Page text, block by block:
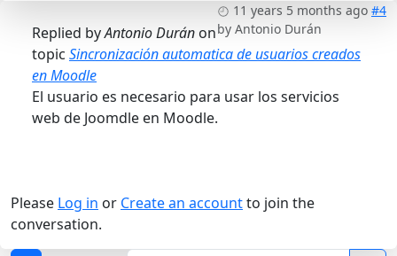
11 years 5 months ago #4
by Antonio Durán
Replied byAntonio Duránon
topic Sincronización automatica de usuarios creados
en Moodle
El usuario es necesario para usar los servicios
web de Joomdle en Moodle.
Please Log in or Create an accountto join the
conversation.